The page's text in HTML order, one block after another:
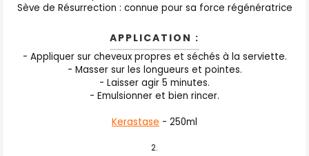
Sève de Résurrection : connue pour sa force régénératrice
APPLICATION :
- Appliquer sur cheveux propres et séchés à la serviette.
- Masser sur les longueurs et pointes.
- Laisser agir 5 minutes.
- Emulsionner et bien rincer.
Kerastase - 250ml